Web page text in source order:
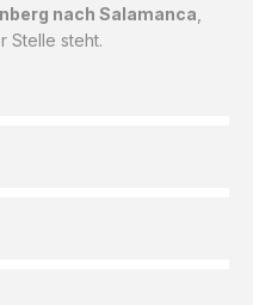
nach Salamanca
Stelle steht.